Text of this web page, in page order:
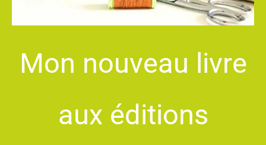
Mon nouveau livre
aux éditions